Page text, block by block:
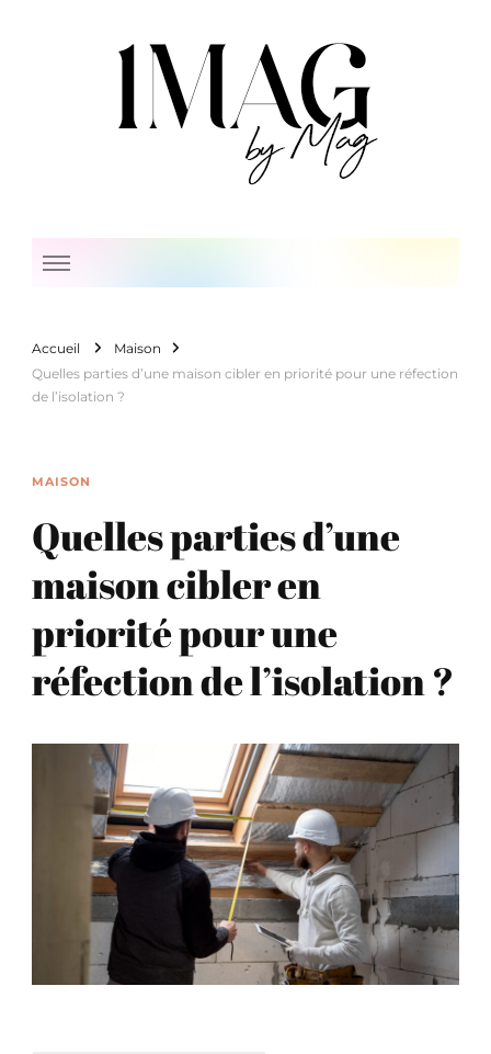
Accueil
Maison
Quelles parties d’une maison cibler en priorité pour une réfection
de l’isolation ?
MAISON
Quelles parties d’une
maison cibler en
priorité pour une
réfection de l’isolation ?